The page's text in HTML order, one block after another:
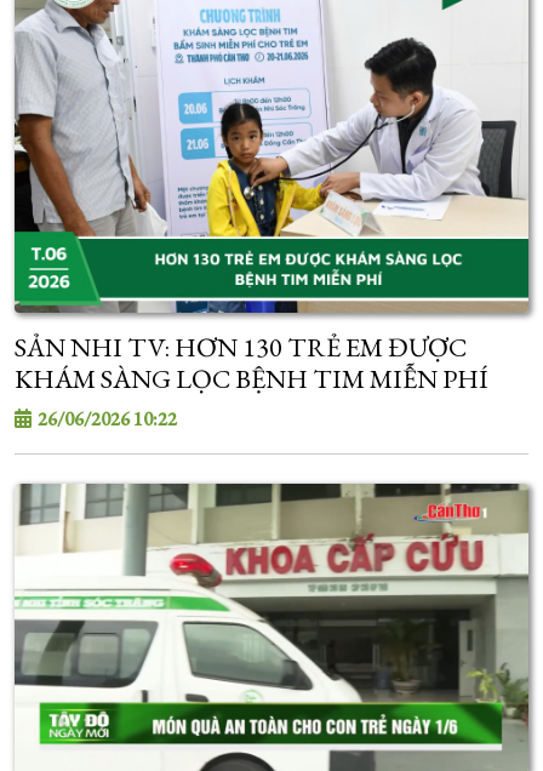
SẢN NHI TV: HƠN 130 TRẺ EM ĐƯỢC
KHÁM SÀNG LỌC BỆNH TIM MIỄN PHÍ
26/06/2026 10:22